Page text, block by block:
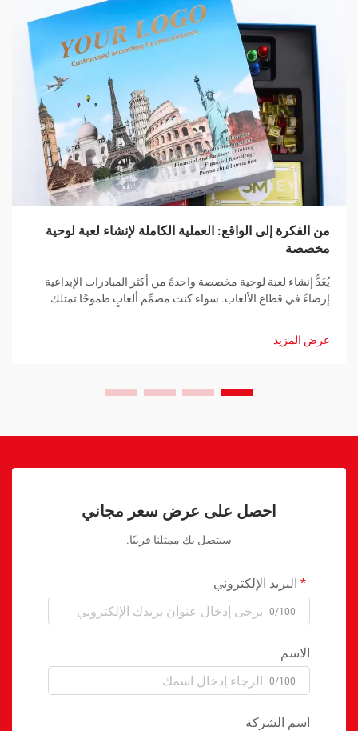
من الفكرة إلى الواقع: العملية الكاملة لإنشاء لعبة لوحية
مخصصة
يُعَدُّ إنشاء لعبة لوحية مخصصة واحدةً من أكثر المبادرات الإبداعية
إرضاءً في قطاع الألعاب. سواء كنت مصمِّم ألعابٍ طموحًا تمتلك
عرض المزيد
احصل على عرض سعر مجاني
سيتصل بك ممثلنا قريبًا.
البريد الإلكتروني
0/100
الاسم
0/100
اسم الشركة